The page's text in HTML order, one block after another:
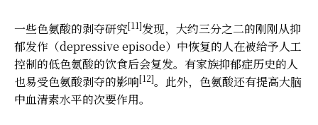
一些色氨酸的剥夺研究[11]发现，大约三分之二的刚刚从抑
郁发作（depressive episode）中恢复的人在被给予人工
控制的低色氨酸的饮食后会复发。有家族抑郁症历史的人
也易受色氨酸剥夺的影响[12]。此外，色氨酸还有提高大脑
中血清素水平的次要作用。